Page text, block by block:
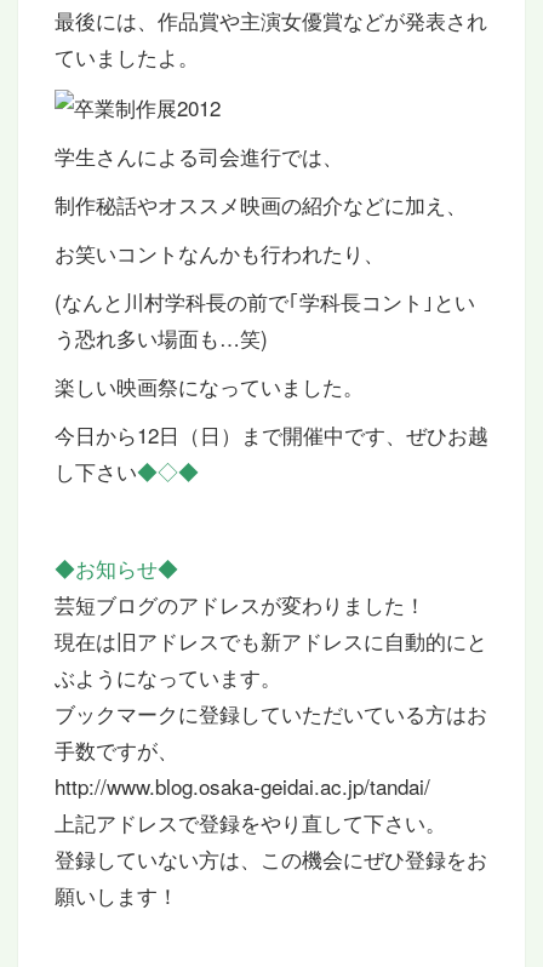
最後には、作品賞や主演女優賞などが発表され
ていましたよ。
学生さんによる司会進行では、
制作秘話やオススメ映画の紹介などに加え、
お笑いコントなんかも行われたり、
(なんと川村学科長の前で｢学科長コント｣とい
う恐れ多い場面も…笑)
楽しい映画祭になっていました。
今日から12日（日）まで開催中です、ぜひお越
し下さい◆◇◆
◆お知らせ◆
芸短ブログのアドレスが変わりました！
現在は旧アドレスでも新アドレスに自動的にと
ぶようになっています。
ブックマークに登録していただいている方はお
手数ですが、
http://www.blog.osaka-geidai.ac.jp/tandai/
上記アドレスで登録をやり直して下さい。
登録していない方は、この機会にぜひ登録をお
願いします！